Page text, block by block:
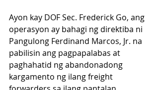
Ayon kay DOF Sec. Frederick Go, ang
operasyon ay bahagi ng direktiba ni
Pangulong Ferdinand Marcos, Jr. na
pabilisin ang pagpapalabas at
paghahatid ng abandonadong
kargamento ng ilang freight